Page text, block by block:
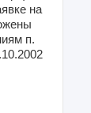
на
п.